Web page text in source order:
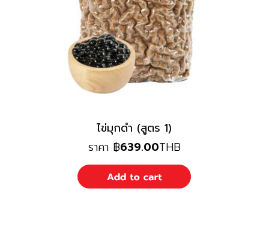
ไข่มุกดำ (สูตร 1)
ราคา ฿639.00THB